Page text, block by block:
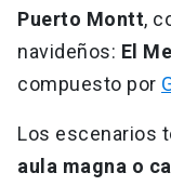
Puerto Montt,
navideños: El
compuesto por
Los escenarios
aula magna o